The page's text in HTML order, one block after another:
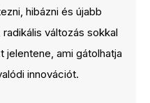
hibázni és újabb
változás sokkal
ami gátolhatja
innovációt.